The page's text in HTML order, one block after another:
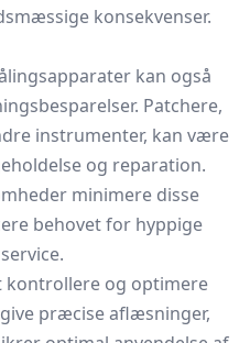
konsekvenser.
kan også
Patchere,
instrumenter, kan være
og reparation.
minimere disse
behovet for hyppige
kontrollere og optimere
præcise aflæsninger,